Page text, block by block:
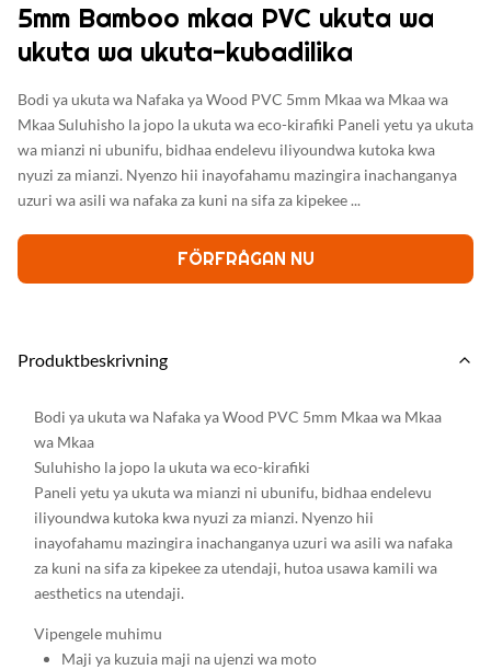
5mm Bamboo mkaa PVC ukuta wa
ukuta wa ukuta-kubadilika
Bodi ya ukuta wa Nafaka ya Wood PVC 5mm Mkaa wa Mkaa wa
Mkaa Suluhisho la jopo la ukuta wa eco-kirafiki Paneli yetu ya ukuta
wa mianzi ni ubunifu, bidhaa endelevu iliyoundwa kutoka kwa
nyuzi za mianzi. Nyenzo hii inayofahamu mazingira inachanganya
uzuri wa asili wa nafaka za kuni na sifa za kipekee ...
FÖRFRÅGAN NU
Produktbeskrivning
Bodi ya ukuta wa Nafaka ya Wood PVC 5mm Mkaa wa Mkaa
wa Mkaa
Suluhisho la jopo la ukuta wa eco-kirafiki
Paneli yetu ya ukuta wa mianzi ni ubunifu, bidhaa endelevu
iliyoundwa kutoka kwa nyuzi za mianzi. Nyenzo hii
inayofahamu mazingira inachanganya uzuri wa asili wa nafaka
za kuni na sifa za kipekee za utendaji, hutoa usawa kamili wa
aesthetics na utendaji.
Vipengele muhimu
Maji ya kuzuia maji na ujenzi wa moto